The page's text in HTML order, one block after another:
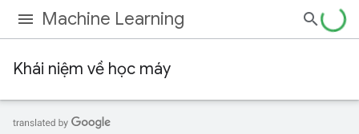
Machine Learning
Khái niệm về học máy